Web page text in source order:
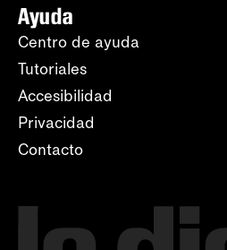
Ayuda
Centro de ayuda
Tutoriales
Accesibilidad
Privacidad
Contacto